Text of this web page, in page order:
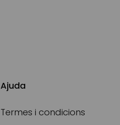
Ajuda
Termes i condicions